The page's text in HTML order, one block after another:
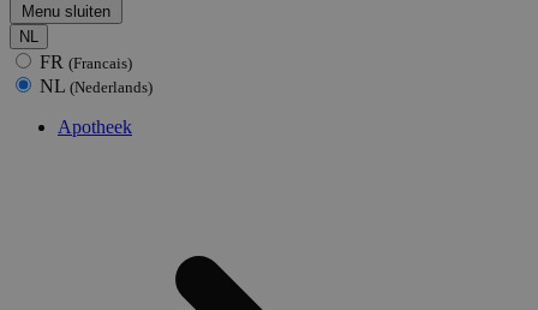
Menu sluiten
NL
FR (Francais)
NL (Nederlands)
Apotheek